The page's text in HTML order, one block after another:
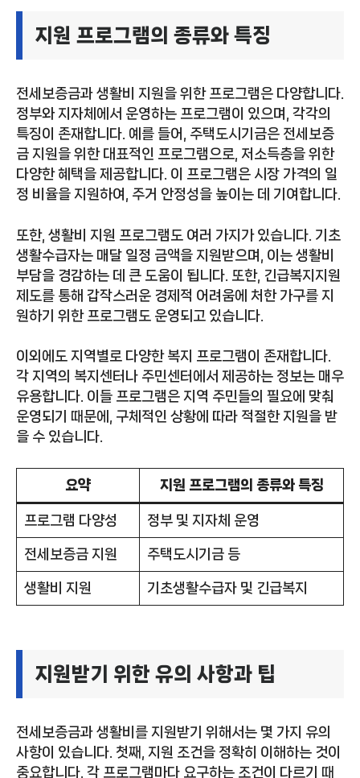
지원 프로그램의 종류와 특징
전세보증금과 생활비 지원을 위한 프로그램은 다양합니다.
정부와 지자체에서 운영하는 프로그램이 있으며, 각각의
특징이 존재합니다. 예를 들어, 주택도시기금은 전세보증
금 지원을 위한 대표적인 프로그램으로, 저소득층을 위한
다양한 혜택을 제공합니다. 이 프로그램은 시장 가격의 일
정 비율을 지원하여, 주거 안정성을 높이는 데 기여합니다.
또한, 생활비 지원 프로그램도 여러 가지가 있습니다. 기초
생활수급자는 매달 일정 금액을 지원받으며, 이는 생활비
부담을 경감하는 데 큰 도움이 됩니다. 또한, 긴급복지지원
제도를 통해 갑작스러운 경제적 어려움에 처한 가구를 지
원하기 위한 프로그램도 운영되고 있습니다.
이외에도 지역별로 다양한 복지 프로그램이 존재합니다.
각 지역의 복지센터나 주민센터에서 제공하는 정보는 매우
유용합니다. 이들 프로그램은 지역 주민들의 필요에 맞춰
운영되기 때문에, 구체적인 상황에 따라 적절한 지원을 받
을 수 있습니다.
요약 지원 프로그램의 종류와 특징
프로그램 다양성 정부 및 지자체 운영
전세보증금 지원 주택도시기금 등
생활비 지원 기초생활수급자 및 긴급복지
지원받기 위한 유의 사항과 팁
전세보증금과 생활비를 지원받기 위해서는 몇 가지 유의
사항이 있습니다. 첫째, 지원 조건을 정확히 이해하는 것이
중요합니다. 각 프로그램마다 요구하는 조건이 다르기 때